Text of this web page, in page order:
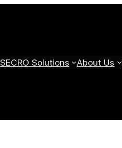
SECRO Solutions About Us